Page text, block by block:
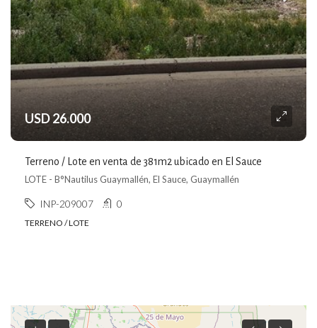
USD 26.000
Terreno / Lote en venta de 381m2 ubicado en El Sauce
LOTE - B°Nautilus Guaymallén, El Sauce, Guaymallén
INP-209007 0
TERRENO / LOTE